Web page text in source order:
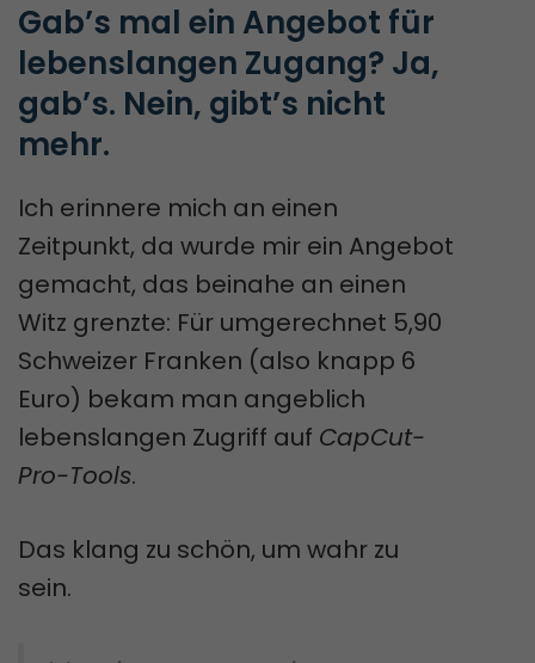
Gab’s mal ein Angebot für
lebenslangen Zugang? Ja,
gab’s. Nein, gibt’s nicht
mehr.
Ich erinnere mich an einen
Zeitpunkt, da wurde mir ein Angebot
gemacht, das beinahe an einen
Witz grenzte: Für umgerechnet 5,90
Schweizer Franken (also knapp 6
Euro) bekam man angeblich
lebenslangen Zugriff auf CapCut-
Pro-Tools.
Das klang zu schön, um wahr zu
sein.